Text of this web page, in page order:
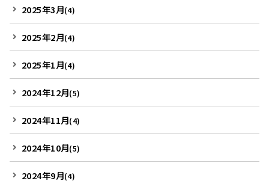
2025年3月(4)
2025年2月(4)
2025年1月(4)
2024年12月(5)
2024年11月(4)
2024年10月(5)
2024年9月(4)